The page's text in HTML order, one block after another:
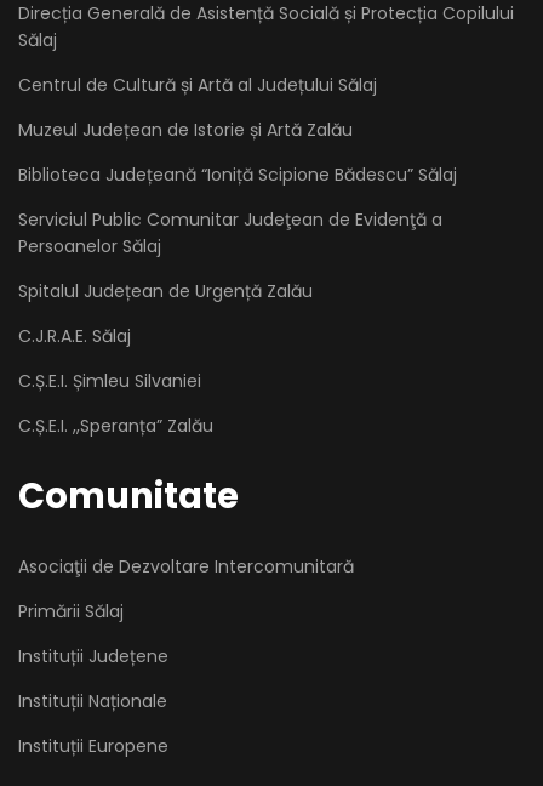
Direcția Generală de Asistență Socială și Protecția Copilului
Sălaj
Centrul de Cultură și Artă al Județului Sălaj
Muzeul Județean de Istorie și Artă Zalău
Biblioteca Județeană “Ioniță Scipione Bădescu” Sălaj
Serviciul Public Comunitar Judeţean de Evidenţă a
Persoanelor Sălaj
Spitalul Județean de Urgență Zalău
C.J.R.A.E. Sălaj
C.Ș.E.I. Șimleu Silvaniei
C.Ș.E.I. ,,Speranța” Zalău
Comunitate
Asociaţii de Dezvoltare Intercomunitară
Primării Sălaj
Instituții Județene
Instituții Naționale
Instituții Europene